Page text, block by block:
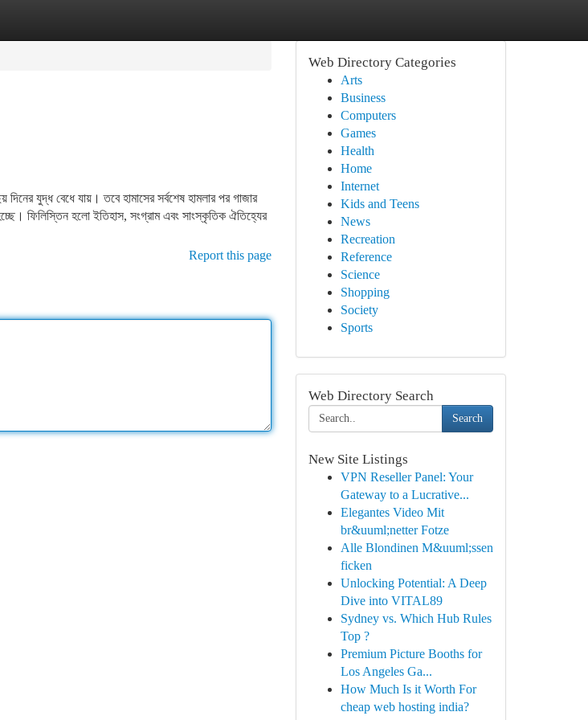
যুদ্ধ বেধে যায়। তবে হামাসের সর্বশেষ হামলার পর গাজার
হচ্ছে। ফিলিস্তিন হলো ইতিহাস, সংগ্রাম এবং সাংস্কৃতিক ঐতিহ্যের
Report this page
Web Directory Categories
Arts
Business
Computers
Games
Health
Home
Internet
Kids and Teens
News
Recreation
Reference
Science
Shopping
Society
Sports
Web Directory Search
Search
New Site Listings
VPN Reseller Panel: Your
Gateway to a Lucrative...
Elegantes Video Mit
br&uuml;netter Fotze
Alle Blondinen M&uuml;ssen
ficken
Unlocking Potential: A Deep
Dive into VITAL89
Sydney vs. Which Hub Rules
Top ?
Premium Picture Booths for
Los Angeles Ga...
How Much Is it Worth For
cheap web hosting india?